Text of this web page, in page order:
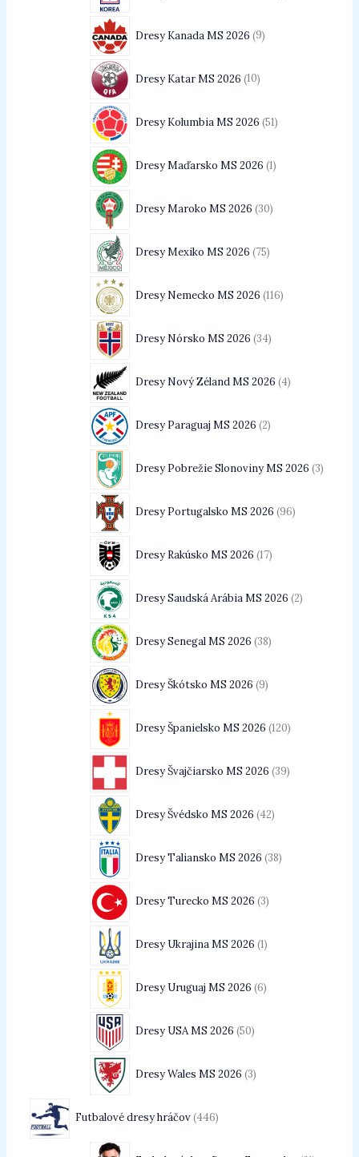
Dresy Kanada MS 2026 9
Dresy Katar MS 2026 10
Dresy Kolumbia MS 2026 51
Dresy Maďarsko MS 2026 1
Dresy Maroko MS 2026 30
Dresy Mexiko MS 2026 75
Dresy Nemecko MS 2026 116
Dresy Nórsko MS 2026 34
Dresy Nový Zéland MS 2026 4
Dresy Paraguaj MS 2026 2
Dresy Pobrežie Slonoviny MS 2026 3
Dresy Portugalsko MS 2026 96
Dresy Rakúsko MS 2026 17
Dresy Saudská Arábia MS 2026 2
Dresy Senegal MS 2026 38
Dresy Škótsko MS 2026 9
Dresy Španielsko MS 2026 120
Dresy Švajčiarsko MS 2026 39
Dresy Švédsko MS 2026 42
Dresy Taliansko MS 2026 38
Dresy Turecko MS 2026 3
Dresy Ukrajina MS 2026 1
Dresy Uruguaj MS 2026 6
Dresy USA MS 2026 50
Dresy Wales MS 2026 3
Futbalové dresy hráčov 446